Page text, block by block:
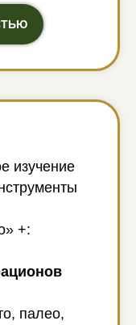
изучение
+:
палео,